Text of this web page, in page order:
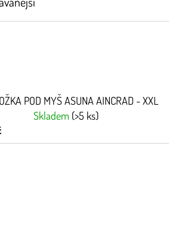
POD MYŠ ASUNA AINCRAD - XXL
Skladem (>5 ks)